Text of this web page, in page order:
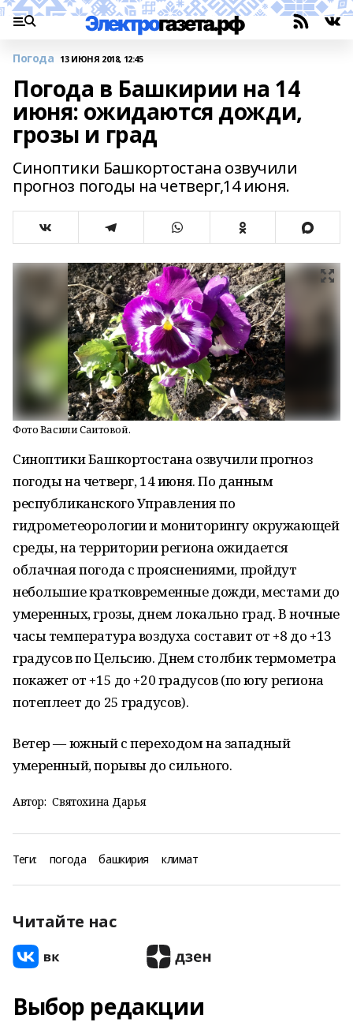
Погода 13 ИЮНЯ 2018, 12:45
Погода в Башкирии на 14
июня: ожидаются дожди,
грозы и град
Синоптики Башкортостана озвучили
прогноз погоды на четверг,14 июня.
Фото Васили Саитовой.
Синоптики Башкортостана озвучили прогноз
погоды на четверг, 14 июня. По данным
республиканского Управления по
гидрометеорологии и мониторингу окружающей
среды, на территории региона ожидается
облачная погода с прояснениями, пройдут
небольшие кратковременные дожди, местами до
умеренных, грозы, днем локально град. В ночные
часы температура воздуха составит от +8 до +13
градусов по Цельсию. Днем столбик термометра
покажет от +15 до +20 градусов (по югу региона
потеплеет до 25 градусов).
Ветер — южный с переходом на западный
умеренный, порывы до сильного.
Автор: Святохина Дарья
Теги: погода башкирия климат
Читайте нас
Выбор редакции